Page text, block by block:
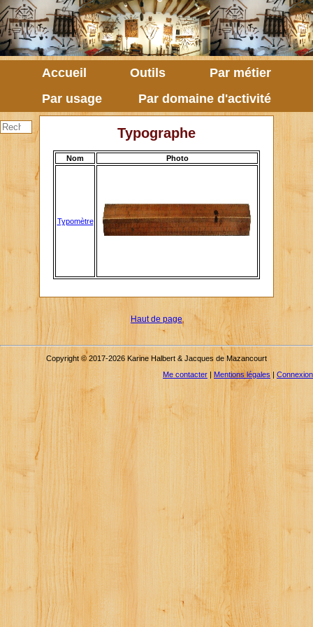
Accueil Outils
Par métier
Par usage
Par domaine d'activité
Typographe
Nom Photo
Typomètre
Haut de page
Copyright © 2017-2026 Karine Halbert & Jacques de Mazancourt
Me contacter
Mentions légales|Connexion